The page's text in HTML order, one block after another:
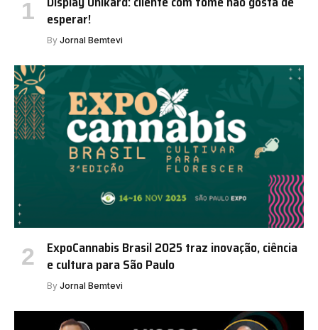
esperar!
By Jornal Bemtevi
ExpoCannabis Brasil 2025 traz inovação, ciência
e cultura para São Paulo
By Jornal Bemtevi